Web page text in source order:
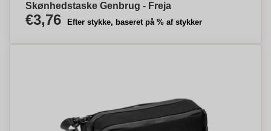
Skønhedstaske Genbrug - Freja
€3,76 Efter stykke, baseret på % af stykker